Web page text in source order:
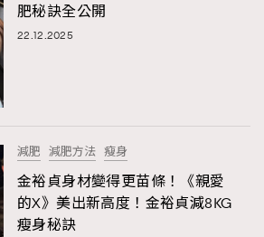
向ChanelN°5致敬
大時代小事情
時裝心理學
煲劇日常 334
玩物壯志 1
肥秘訣全公開
22.12.2025
減肥 減肥方法 瘦身
金裕貞身材變得更苗條！《親愛
的X》美出新高度！金裕貞減8KG
瘦身秘訣